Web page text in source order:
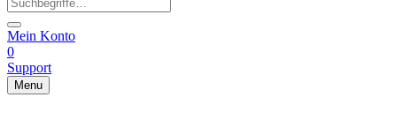
Mein Konto
0
Support
Menu